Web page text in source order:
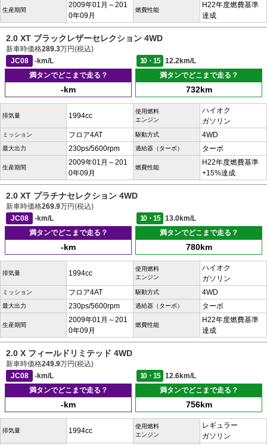
生産期間
2009年01月～201
0年09月
燃費性能
H22年度燃費基準
達成
2.0 XT ブラックレザーセレクション 4WD
新車時価格289.3万円(税込)
JC08
-km/L 10・15
12.2km/L
満タンでどこまで走る？
-km
満タンでどこまで走る？
732km
排気量 1994cc
使用燃料
エンジン
ハイオク
ガソリン
ミッション フロア4AT 駆動方式 4WD
最大出力 230ps/5600rpm 過給器（ターボ） ターボ
生産期間
2009年01月～201
0年09月
燃費性能
H22年度燃費基準
+15%達成
2.0 XT プラチナセレクション 4WD
新車時価格269.9万円(税込)
JC08
-km/L 10・15
13.0km/L
満タンでどこまで走る？
-km
満タンでどこまで走る？
780km
排気量 1994cc
使用燃料
エンジン
ハイオク
ガソリン
ミッション フロア4AT 駆動方式 4WD
最大出力 230ps/5600rpm 過給器（ターボ） ターボ
生産期間
2009年01月～201
0年09月
燃費性能
H22年度燃費基準
達成
2.0 X フィールドリミテッド 4WD
新車時価格249.9万円(税込)
JC08
-km/L 10・15
12.6km/L
満タンでどこまで走る？
-km
満タンでどこまで走る？
756km
排気量 1994cc
使用燃料
エンジン
レギュラー
ガソリン